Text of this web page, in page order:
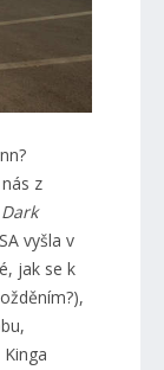
z
Dark
vyšla v
jak se k